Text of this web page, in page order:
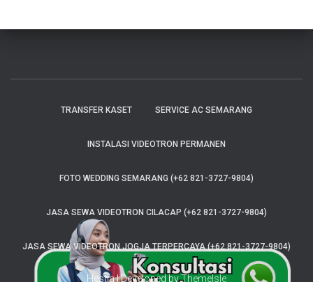
TRANSFER KASET SERVICE AC SEMARANG
INSTALASI VIDEOTRON PERMANEN
FOTO WEDDING SEMARANG (+62 821-3727-9804)
JASA SEWA VIDEOTRON CILACAP (+62 821-3727-9804)
JASA SEWA VIDEOTRON JOGJA TERPERCAYA (+62 821-3727-9804)
Hestia | Developed byThemeIsle